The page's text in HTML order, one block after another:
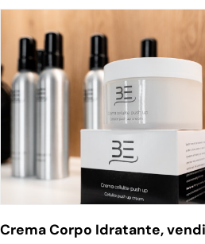
Crema Corpo Idratante,